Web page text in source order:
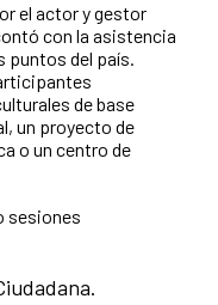
el actor y gestor
con la asistencia
puntos del país.
de base
un proyecto de
o un centro de
sesiones